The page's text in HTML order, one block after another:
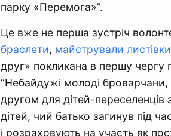
парку «Перемога»”.
Це вже не перша зустріч
браслети, майстрували листівки
друг» покликана в першу чергу
“Небайдужі молоді
другом для дітей-
дітей, чий батько загинув під
і розраховують на участь як